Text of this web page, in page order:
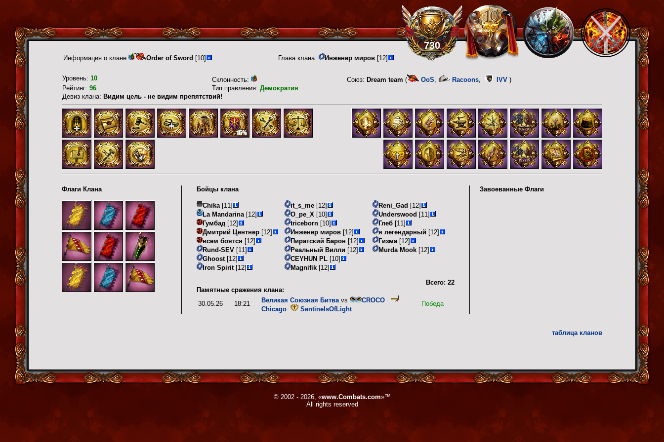
730
Информация о клане Order of Sword [10] Глава клана: Инженер миров [12]
Уровень: 10 Склонность: Союз: Dream team ( OoS, Racoons, IVV )
Рейтинг: 96 Тип правления: Демократия
Девиз клана: Видим цель - не видим препятствий!
Флаги Клана Бойцы клана
Chika [11]
La Mandarina [12]
Гумбад [12]
Дмитрий Центнер [12]
всем боятся [12]
Rund-SEV [11]
Ghoost [12]
Iron Spirit [12]
it_s_me [12]
O_pe_X [10]
triceborn [10]
Инженер миров [12]
Пиратский Барон [12]
Реальный Вилли [12]
CEYHUN PL [10]
Magnifik [12]
Reni_Gad [12]
Underswood [11]
Глеб [11]
я легендарный [12]
Гизма [12]
Murda Mook [12]
Всего: 22
Памятные сражения клана:
30.05.26
18:21 Великая Союзная Битва vs
CROCO
Chicago
SentinelsOfLight
Победа
Завоеванные Флаги
таблица кланов
© 2002 - 2026, «www.Combats.com»™
All rights reserved